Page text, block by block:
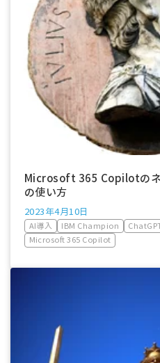
Microsoft 365 Copilotの
の使い方
2023年4月10日
AI導入 IBM Champion
Microsoft 365 Copilot